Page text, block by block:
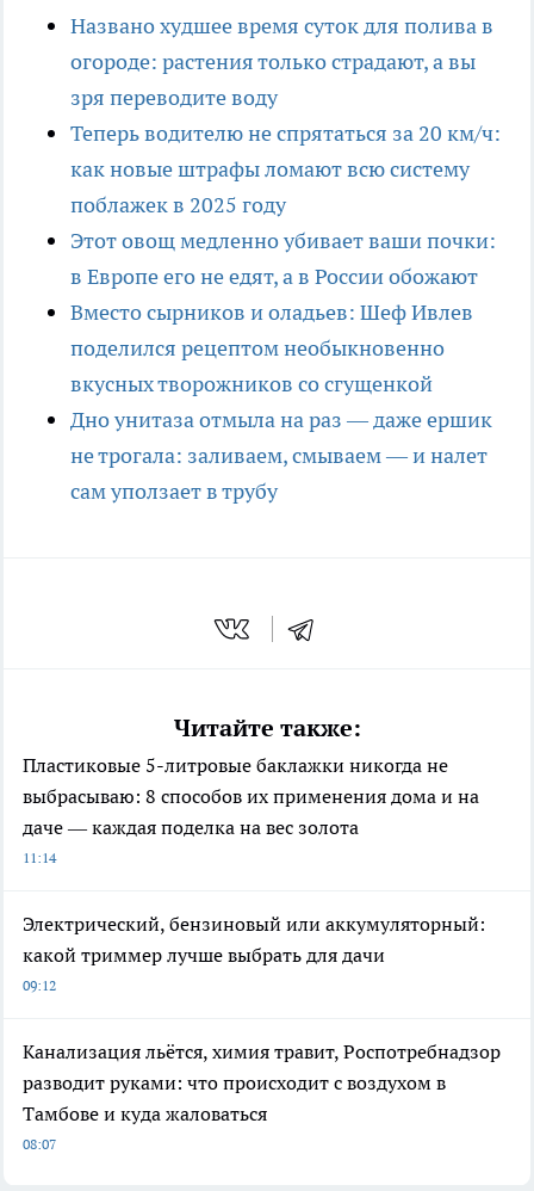
Названо худшее время суток для полива в
огороде: растения только страдают, а вы
зря переводите воду
Теперь водителю не спрятаться за 20 км/ч:
как новые штрафы ломают всю систему
поблажек в 2025 году
Этот овощ медленно убивает ваши почки:
в Европе его не едят, а в России обожают
Вместо сырников и оладьев: Шеф Ивлев
поделился рецептом необыкновенно
вкусных творожников со сгущенкой
Дно унитаза отмыла на раз — даже ершик
не трогала: заливаем, смываем — и налет
сам уползает в трубу
Читайте также:
Пластиковые 5-литровые баклажки никогда не
выбрасываю: 8 способов их применения дома и на
даче — каждая поделка на вес золота
11:14
Электрический, бензиновый или аккумуляторный:
какой триммер лучше выбрать для дачи
09:12
Канализация льётся, химия травит, Роспотребнадзор
разводит руками: что происходит с воздухом в
Тамбове и куда жаловаться
08:07